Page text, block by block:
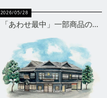
2026/05/28
「あわせ最中」一部商品の...